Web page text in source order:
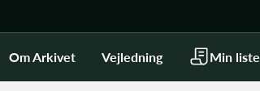
Om Arkivet Vejledning Min liste